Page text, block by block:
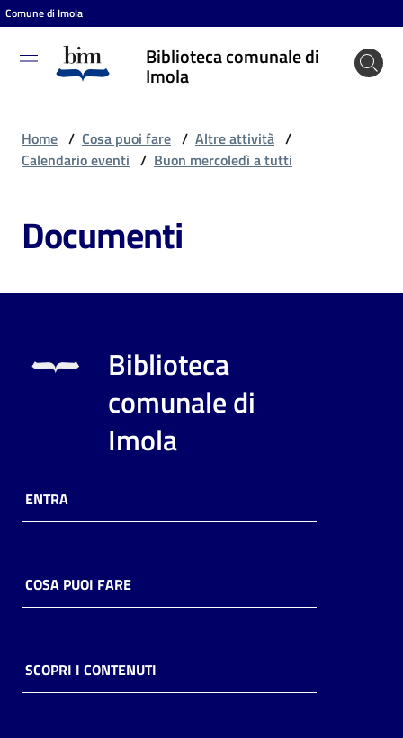
Vai al contenuto
Vai alla navigazione
Vai al footer
Comune di Imola
Biblioteca comunale di
Imola
Biblioteca
comunale
puoi
Risorse
online
Casa
Piani
Home / Cosa puoi fare / Altre attività /
Calendario eventi / Buon mercoledì a tutti
Documenti
Biblioteca
comunale di
Imola
ENTRA
COSA PUOI FARE
SCOPRI I CONTENUTI